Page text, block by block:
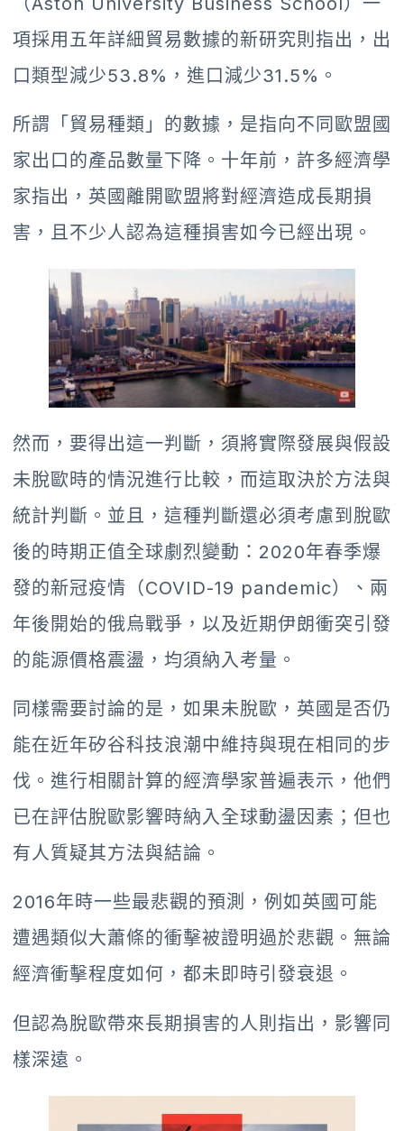
項採用五年詳細貿易數據的新研究則指出，出
口類型減少53.8%，進口減少31.5%。
所謂「貿易種類」的數據，是指向不同歐盟國
家出口的產品數量下降。十年前，許多經濟學
家指出，英國離開歐盟將對經濟造成長期損
害，且不少人認為這種損害如今已經出現。
然而，要得出這一判斷，須將實際發展與假設
未脫歐時的情況進行比較，而這取決於方法與
統計判斷。並且，這種判斷還必須考慮到脫歐
後的時期正值全球劇烈變動：2020年春季爆
發的新冠疫情（COVID-19 pandemic）、兩
年後開始的俄烏戰爭，以及近期伊朗衝突引發
的能源價格震盪，均須納入考量。
同樣需要討論的是，如果未脫歐，英國是否仍
能在近年矽谷科技浪潮中維持與現在相同的步
伐。進行相關計算的經濟學家普遍表示，他們
已在評估脫歐影響時納入全球動盪因素；但也
有人質疑其方法與結論。
2016年時一些最悲觀的預測，例如英國可能
遭遇類似大蕭條的衝擊被證明過於悲觀。無論
經濟衝擊程度如何，都未即時引發衰退。
但認為脫歐帶來長期損害的人則指出，影響同
樣深遠。